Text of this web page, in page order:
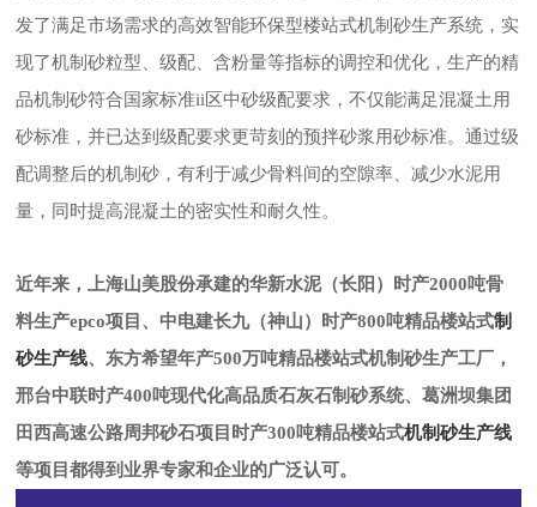
发了满足市场需求的高效智能环保型楼站式机制砂生产系统，实
现了机制砂粒型、级配、含粉量等指标的调控和优化，生产的精
品机制砂符合国家标准ii区中砂级配要求，不仅能满足混凝土用
砂标准，并已达到级配要求更苛刻的预拌砂浆用砂标准。通过级
配调整后的机制砂，有利于减少骨料间的空隙率、减少水泥用
量，同时提高混凝土的密实性和耐久性。
近年来，上海山美股份承建的华新水泥（长阳）时产2000吨骨
料生产epco项目、中电建长九（神山）时产800吨精品楼站式制
砂生产线、东方希望年产500万吨精品楼站式机制砂生产工厂，
邢台中联时产400吨现代化高品质石灰石制砂系统、葛洲坝集团
田西高速公路周邦砂石项目时产300吨精品楼站式机制砂生产线
等项目都得到业界专家和企业的广泛认可。